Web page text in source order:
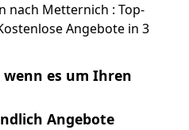
nach Metternich : Top-
Angebote in 3
es um Ihren
Angebote